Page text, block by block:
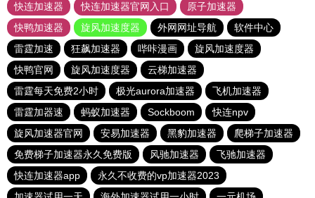
快连加速器
快连加速器官网入口
原子加速器
快鸭加速器
旋风加速度器 外网网址导航
软件中心
雷霆加速
狂飙加速器 哔咔漫画
旋风加速度器
快鸭官网
旋风加速度器
云梯加速器
雷霆每天免费2小时
极光aurora加速器
飞机加速器
雷霆加器速
蚂蚁加速器 Sockboom
快连npv
旋风加速器官网
安易加速器 黑豹加速器
爬梯子加速器
免费梯子加速器永久免费版
风驰加速器
飞驰加速器
快连加速器app
永久不收费的vp加速器2023